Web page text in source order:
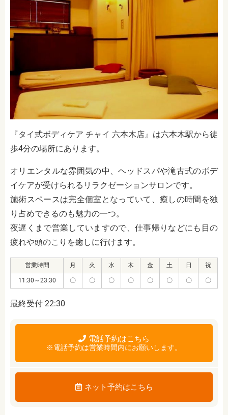
『タイ式ボディケア チャイ 六本木店』は六本木駅から徒
歩4分の場所にあります。
オリエンタルな雰囲気の中、ヘッドスパや滝古式のボデ
イケアが受けられるリラクゼーションサロンです。
施術スペースは完全個室となっていて、癒しの時間を独
り占めできるのも魅力の一つ。
夜遅くまで営業していますので、仕事帰りなどにも目の
疲れや頭のこりを癒しに行けます。
営業時間 月 火 水 木 金 土 日 祝
11:30～23:30 〇 〇 〇 〇 〇 〇 〇 〇
最終受付 22:30
電話予約はこちら
※電話予約は営業時間内にお願いします。
ネット予約はこちら